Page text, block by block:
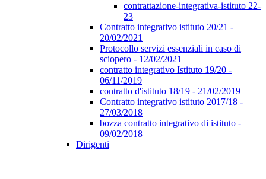
contrattazione-integrativa-istituto 22-
23
Contratto integrativo istituto 20/21 -
20/02/2021
Protocollo servizi essenziali in caso di
sciopero - 12/02/2021
contratto integrativo Istituto 19/20 -
06/11/2019
contratto d'istituto 18/19 - 21/02/2019
Contratto integrativo istituto 2017/18 -
27/03/2018
bozza contratto integrativo di istituto -
09/02/2018
Dirigenti